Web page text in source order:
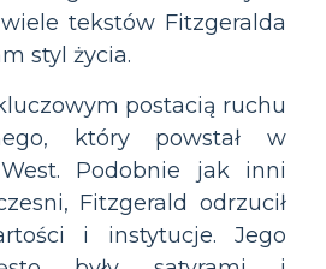
tekstów Fitzgeralda
styl życia.
postacią ruchu
który powstał w
Podobnie jak inni
Fitzgerald odrzucił
i instytucje. Jego